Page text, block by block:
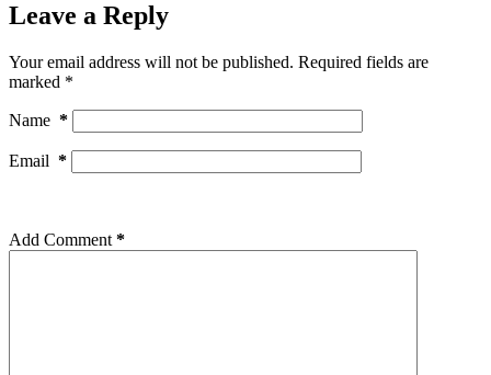
Leave a Reply
Your email address will not be published. Required fields are
marked *
Name *
Email *
Add Comment *